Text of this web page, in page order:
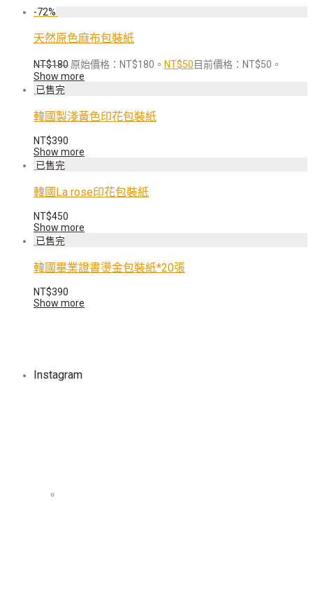
-72%
天然原色麻布包裝紙
NT$180 原始價格：NT$180。 NT$50 目前價格：NT$50。
Show more
韓國製淺黃色印花包裝紙
NT$390
Show more
韓國La rose印花包裝紙
NT$450
Show more
韓國畢業證書燙金包裝紙*20張
NT$390
Show more
Instagram